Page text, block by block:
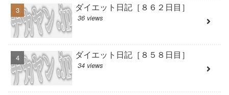
ダイエット日記［８６２日目］
36 views
ダイエット日記［８５８日目］
34 views